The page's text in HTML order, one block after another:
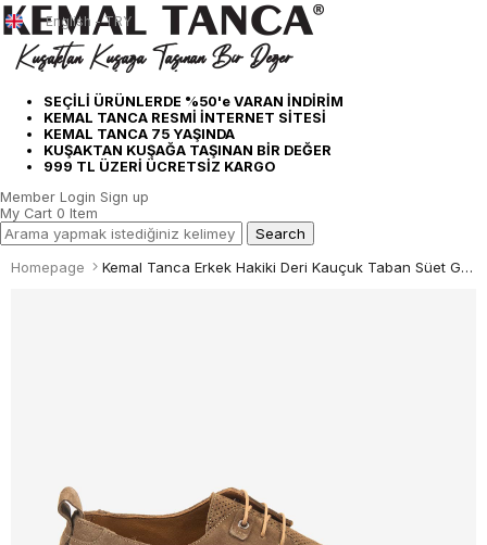
SEÇİLİ ÜRÜNLERDE %50'e VARAN İNDİRİM
KEMAL TANCA RESMİ İNTERNET SİTESİ
KEMAL TANCA 75 YAŞINDA
KUŞAKTAN KUŞAĞA TAŞINAN BİR DEĞER
999 TL ÜZERİ ÜCRETSİZ KARGO
English - TRY
Member Login Sign up
My Cart 0 Item
Homepage Kemal Tanca Erkek Hakiki Deri Kauçuk Taban Süet Günlük Ayakkabı 6004